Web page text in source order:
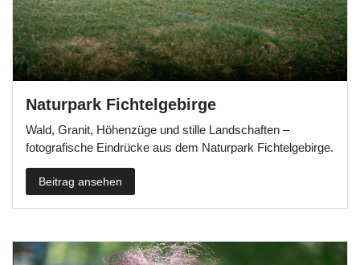
Naturpark Fichtelgebirge
Wald, Granit, Höhenzüge und stille Landschaften –
fotografische Eindrücke aus dem Naturpark Fichtelgebirge.
Beitrag ansehen